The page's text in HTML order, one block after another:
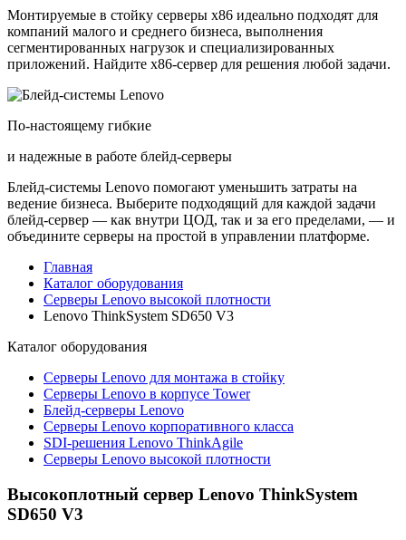
Монтируемые в стойку серверы x86 идеально подходят для
компаний малого и среднего бизнеса, выполнения
сегментированных нагрузок и специализированных
приложений. Найдите x86-сервер для решения любой задачи.
По-настоящему гибкие
и надежные в работе блейд-серверы
Блейд-системы Lenovo помогают уменьшить затраты на
ведение бизнеса. Выберите подходящий для каждой задачи
блейд-сервер — как внутри ЦОД, так и за его пределами, — и
объедините серверы на простой в управлении платформе.
Главная
Каталог оборудования
Серверы Lenovo высокой плотности
Lenovo ThinkSystem SD650 V3
Каталог оборудования
Серверы Lenovo для монтажа в стойку
Серверы Lenovo в корпусе Tower
Блейд-серверы Lenovo
Cерверы Lenovo корпоративного класса
SDI-решения Lenovo ThinkAgile
Серверы Lenovo высокой плотности
Высокоплотный сервер Lenovo ThinkSystem
SD650 V3